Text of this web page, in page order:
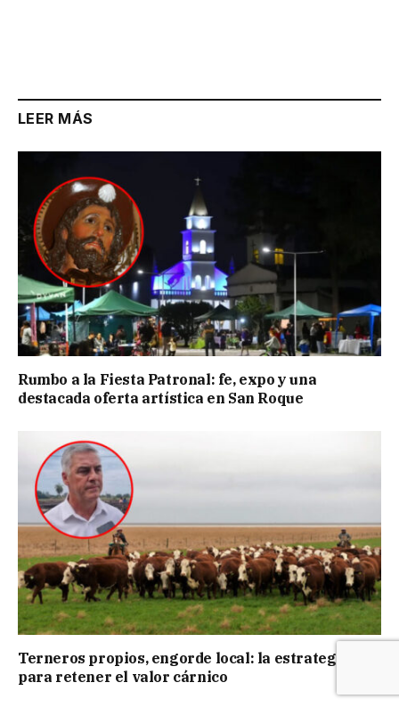
LEER MÁS
Rumbo a la Fiesta Patronal: fe, expo y una
destacada oferta artística en San Roque
Terneros propios, engorde local: la estrategia
para retener el valor cárnico